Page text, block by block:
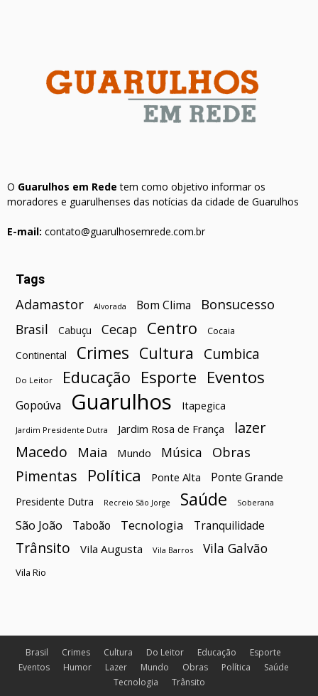
O Guarulhos em Rede tem como objetivo informar os
moradores e guarulhenses das notícias da cidade de Guarulhos
E-mail: contato@guarulhosemrede.com.br
Tags
Adamastor Alvorada Bom Clima Bonsucesso
Brasil Cabuçu Cecap Centro Cocaia
Continental Crimes Cultura Cumbica
Do Leitor Educação Esporte Eventos
Gopoúva Guarulhos Itapegica
Jardim Presidente Dutra Jardim Rosa de França
lazer
Macedo
Maia Mundo Música Obras
Pimentas Política Ponte Alta Ponte Grande
Presidente Dutra Recreio São Jorge Saúde Soberana
São João Taboão Tecnologia Tranquilidade
Trânsito Vila Augusta Vila Barros Vila Galvão
Vila Rio
Brasil Crimes Cultura Do Leitor Educação
Esporte
Eventos
Humor Lazer Mundo Obras Política
Saúde
Tecnologia
Trânsito